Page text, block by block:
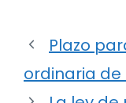
Plazo
ordinaria